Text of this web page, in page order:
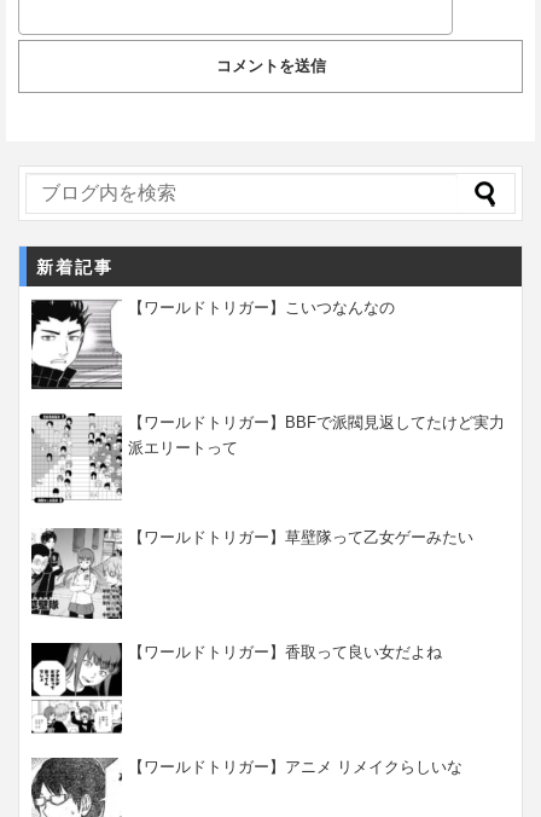
新着記事
【ワールドトリガー】こいつなんなの
【ワールドトリガー】BBFで派閥見返してたけど実力
派エリートって
【ワールドトリガー】草壁隊って乙女ゲーみたい
【ワールドトリガー】香取って良い女だよね
【ワールドトリガー】アニメ リメイクらしいな